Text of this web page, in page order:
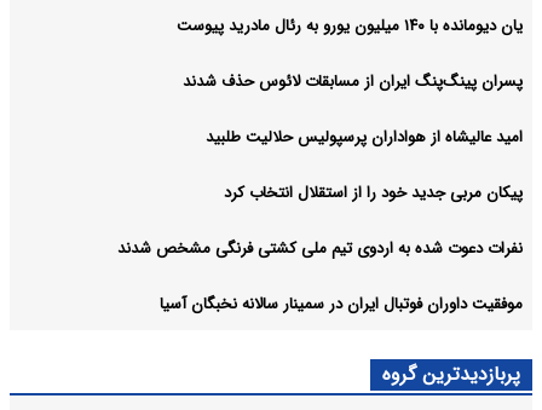
یان دیومانده با ۱۴۰ میلیون یورو به رئال مادرید پیوست
پسران پینگ‌پنگ ایران از مسابقات لائوس حذف شدند
امید عالیشاه از هواداران پرسپولیس حلالیت طلبید
پیکان مربی جدید خود را از استقلال انتخاب کرد
نفرات دعوت شده به اردوی تیم ملی کشتی فرنگی مشخص شدند
موفقیت داوران فوتبال ایران در سمینار سالانه نخبگان آسیا
پربازدیدترین گروه